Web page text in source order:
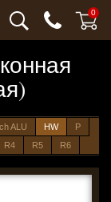
0
ALU HW
P
R4 R5 R6